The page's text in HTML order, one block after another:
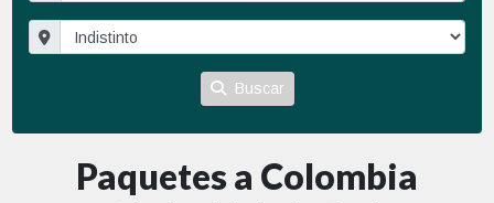
Buscar
Paquetes a Colombia